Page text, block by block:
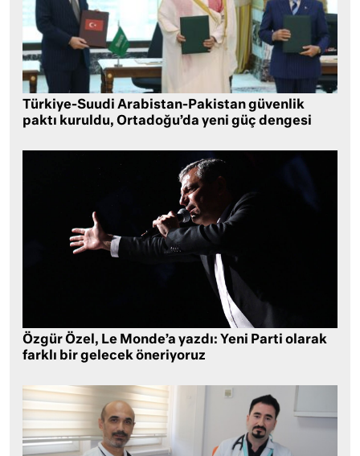
Türkiye-Suudi Arabistan-Pakistan güvenlik
paktı kuruldu, Ortadoğu’da yeni güç dengesi
Özgür Özel, Le Monde’a yazdı: Yeni Parti olarak
farklı bir gelecek öneriyoruz